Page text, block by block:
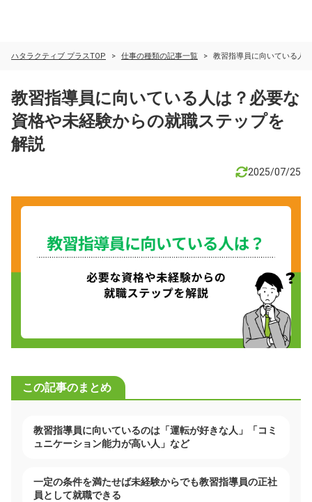
ハタラクティブ プラスTOP 仕事の種類の記事一覧 教習指導員に向いている人
教習指導員に向いている人は？必要な
資格や未経験からの就職ステップを
解説
2025/07/25
この記事のまとめ
教習指導員に向いているのは「運転が好きな人」「コミ
ュニケーション能力が高い人」など
一定の条件を満たせば未経験からでも教習指導員の正社
員として就職できる